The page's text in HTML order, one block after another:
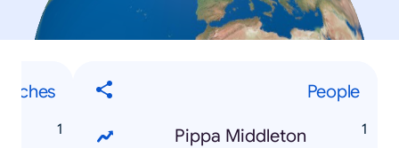
People
Pippa Middleton